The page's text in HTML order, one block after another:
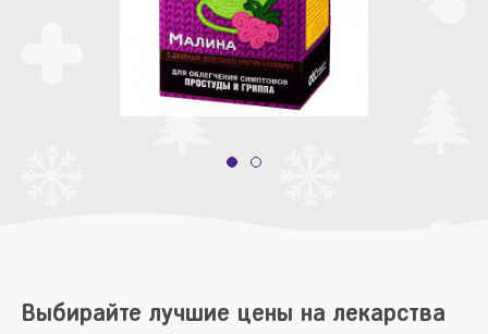
Выбирайте лучшие цены на лекарства